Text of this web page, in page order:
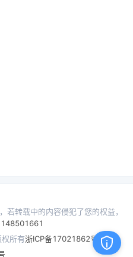
若转载中的内容侵犯了您的权益，
所有浙ICP备17021862号